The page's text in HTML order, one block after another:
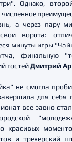
Однако,
а через пару
ворота:
минуты игры
финальную
гостейДмитрий
не смогла
для себя
все равно
красивых
и тренерский